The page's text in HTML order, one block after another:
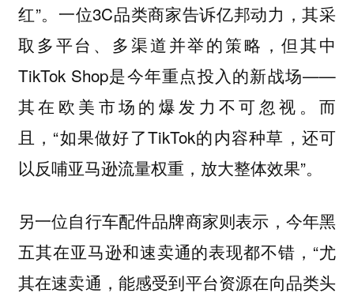
红”。一位3C品类商家告诉亿邦动力，其采
取多平台、多渠道并举的策略，但其中
TikTok Shop是今年重点投入的新战场——
其在欧美市场的爆发力不可忽视。而
且，“如果做好了TikTok的内容种草，还可
以反哺亚马逊流量权重，放大整体效果”。
另一位自行车配件品牌商家则表示，今年黑
五其在亚马逊和速卖通的表现都不错，“尤
其在速卖通，能感受到平台资源在向品类头